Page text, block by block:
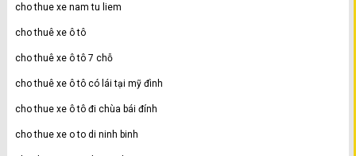
cho thue xe nam tu liem
cho thuê xe ô tô
cho thuê xe ô tô 7 chỗ
cho thuê xe ô tô có lái tại mỹ đình
cho thue xe ô tô đi chùa bái đính
cho thue xe o to di ninh binh